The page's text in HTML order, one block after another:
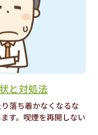
と対処法
落ち着かなくなるな
す。喫煙を再開しない